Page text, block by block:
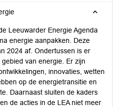
Leeuwarder Energie Agenda
energie aanpakken. Deze
2024 af. Ondertussen is er
van energie. Er zijn
innovaties, wetten
op de energietransitie en
Daarnaast sluiten de kaders
de acties in de LEA niet meer